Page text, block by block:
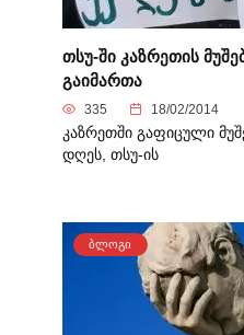
თსუ-ში კაზრეთის
გაიმართა
335 18/02/2014
კაზრეთში გაფიცული
დღეს, თსუ-ის
ᲑᲚᲝᲒᲘ